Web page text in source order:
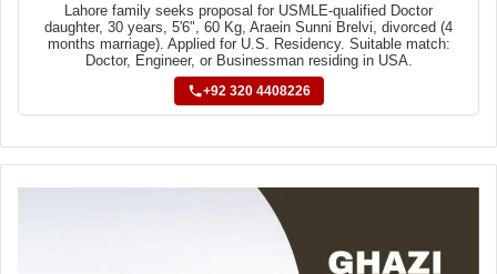
Lahore family seeks proposal for USMLE-qualified Doctor
daughter, 30 years, 5'6", 60 Kg, Araein Sunni Brelvi, divorced (4
months marriage). Applied for U.S. Residency. Suitable match:
Doctor, Engineer, or Businessman residing in USA.
+92 320 4408226